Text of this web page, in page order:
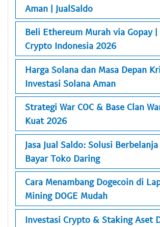
Aman | JualSaldo
Beli Ethereum Murah via Gopay
Crypto Indonesia 2026
Harga Solana dan Masa Depan
Investasi Solana Aman
Strategi War COC & Base Clan
Kuat 2026
Jasa Jual Saldo: Solusi
Bayar Toko Daring
Cara Menambang Dogecoin di
Mining DOGE Mudah
Investasi Crypto & Staking Aset